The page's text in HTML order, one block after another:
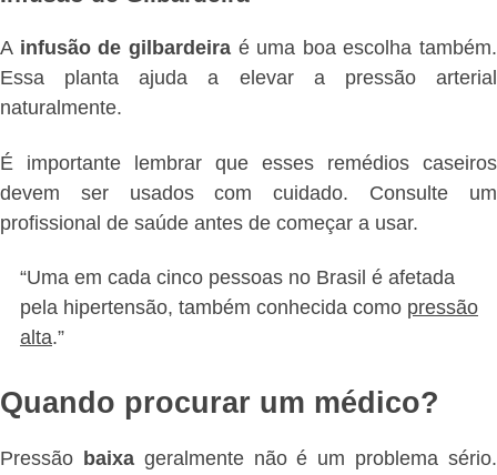
A infusão de gilbardeiraé uma boa escolha também.
Essa planta ajuda a elevar a pressão arterial
naturalmente.
É importante lembrar que esses remédios caseiros
devem ser usados com cuidado. Consulte um
profissional de saúde antes de começar a usar.
“Uma em cada cinco pessoas no Brasil é afetada
pela hipertensão, também conhecida como pressão
alta.”
Quando procurar um médico?
Pressão baixageralmente não é um problema sério.